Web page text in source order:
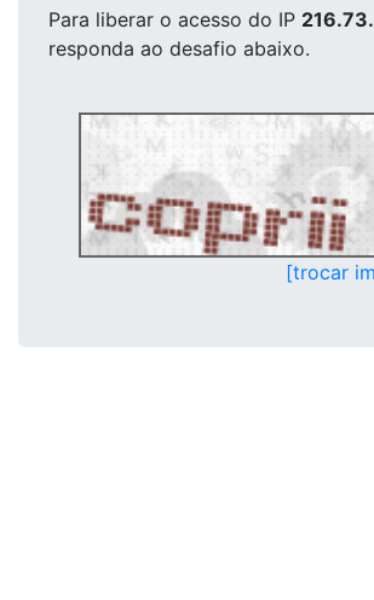
Para liberar o acesso do IP
responda ao desafio abaixo.
[trocar